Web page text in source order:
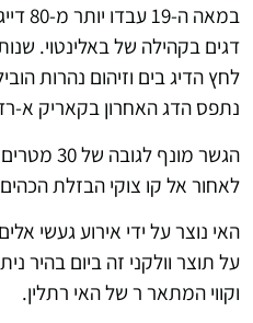
דגים בקהילה של באלינטוי.
נתפס הדג האחרון בקאריק א-
הגשר מונף
לאחור אל קו צוקי הבזלת
על תוצר וולקני זה ביום בהיר
וקווי המתאר ר של האי רתלין.